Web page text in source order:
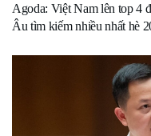
Agoda: Việt Nam lên top 4
Âu tìm kiếm nhiều nhất hè